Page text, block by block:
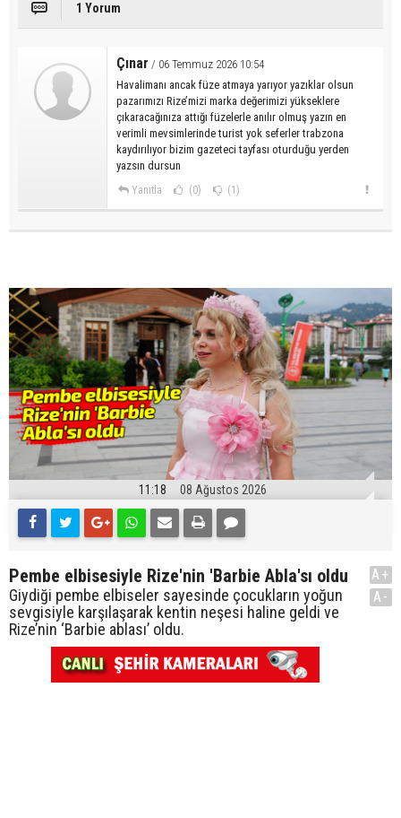
1 Yorum
Çınar / 06 Temmuz 2026 10:54
Havalimanı ancak füze atmaya yarıyor yazıklar olsun
pazarımızı Rize’mizi marka değerimizi yükseklere
çıkaracağınıza attığı füzelerle anılır olmuş yazın en
verimli mevsimlerinde turist yok seferler trabzona
kaydırılıyor bizim gazeteci tayfası oturduğu yerden
yazsın dursun
Yanıtla (0) (1)
11:18 08 Ağustos 2026
Pembe elbisesiyle Rize'nin 'Barbie Abla'sı oldu
Giydiği pembe elbiseler sayesinde çocukların yoğun
sevgisiyle karşılaşarak kentin neşesi haline geldi ve
Rize’nin ‘Barbie ablası’ oldu.
A+
A-